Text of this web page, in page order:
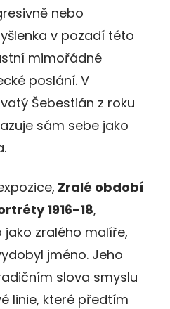
nebo
v pozadí této
mimořádné
poslání. V
Šebestián z roku
sám sebe jako
Zralé období
1916-18,
jako zralého malíře,
jméno. Jeho
slova smyslu
linie, které předtím